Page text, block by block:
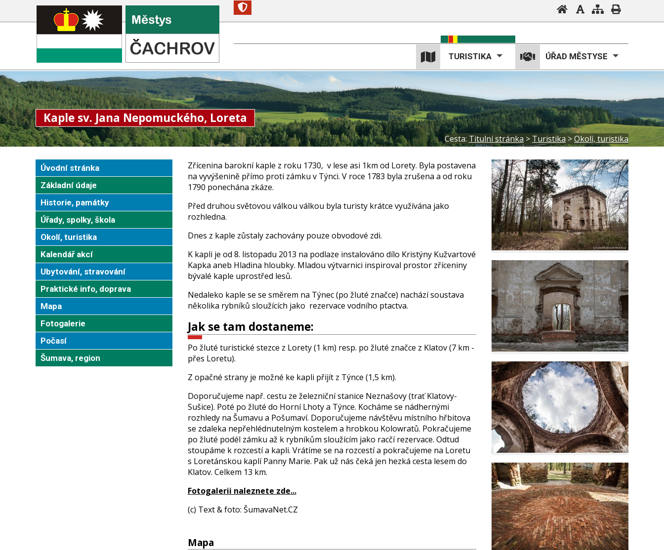
TURISTIKA ÚŘAD MĚSTYSE
Kaple sv. Jana Nepomuckého, Loreta
Cesta: Titulní stránka > Turistika >Okolí, turistika
Úvodní stránka
Základní údaje
Historie, památky
Úřady, spolky, škola
Okolí, turistika
Kalendář akcí
Ubytování, stravování
Praktické info, doprava
Mapa
Fotogalerie
Počasí
Šumava, region
Zřícenina barokní kaple z roku 1730, v lese asi 1km od Lorety. Byla postavena
na vyvýšenině přímo proti zámku v Týnci. V roce 1783 byla zrušena a od roku
1790 ponechána zkáze.
Před druhou světovou válkou válkou byla turisty krátce využívána jako
rozhledna.
Dnes z kaple zůstaly zachovány pouze obvodové zdi.
K kapli je od 8. listopadu 2013 na podlaze instalováno dílo Kristýny Kužvartové
Kapka aneb Hladina hloubky. Mladou výtvarnici inspiroval prostor zříceniny
bývalé kaple uprostřed lesů.
Nedaleko kaple se se směrem na Týnec (po žluté značce) nachází soustava
několika rybníků sloužících jako rezervace vodního ptactva.
Jak se tam dostaneme:
Po žluté turistické stezce z Lorety (1 km) resp. po žluté značce z Klatov (7 km -
přes Loretu).
Z opačné strany je možné ke kapli přijít z Týnce (1,5 km).
Doporučujeme např. cestu ze železniční stanice Neznašovy (trať Klatovy-
Sušice). Poté po žluté do Horní Lhoty a Týnce. Kocháme se nádhernými
rozhledy na Šumavu a Pošumaví. Doporučujeme návštěvu místního hřbitova
se zdaleka nepřehlédnutelným kostelem a hrobkou Kolowratů. Pokračujeme
po žluté podél zámku až k rybníkům sloužícím jako racčí rezervace. Odtud
stoupáme k rozcestí a kapli. Vrátíme se na rozcestí a pokračujeme na Loretu
s Loretánskou kaplí Panny Marie. Pak už nás čeká jen hezká cesta lesem do
Klatov. Celkem 13 km.
Fotogalerii naleznete zde...
(c) Text & foto: ŠumavaNet.CZ
Mapa